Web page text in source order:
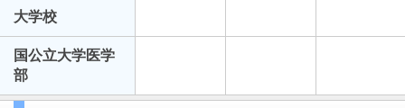
大学校
国公立大学医学
部